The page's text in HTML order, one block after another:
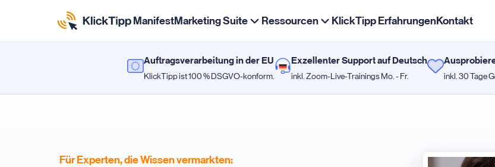
ManifestMarketing Suite Ressourcen KlickTipp ErfahrungenKontakt
Auftragsverarbeitung in der EU
KlickTipp ist 100 % DSGVO-konform.
Exzellenter Support auf Deutsch
inkl. Zoom-Live-Trainings Mo. - Fr. inkl. 30 Tage
Für Experten, die Wissen vermarkten: